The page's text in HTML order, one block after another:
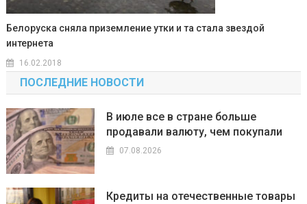
Белоруска сняла приземление утки и та стала звездой
интернета
16.02.2018
ПОСЛЕДНИЕ НОВОСТИ
В июле все в стране больше
продавали валюту, чем покупали
07.08.2026
Кредиты на отечественные товары